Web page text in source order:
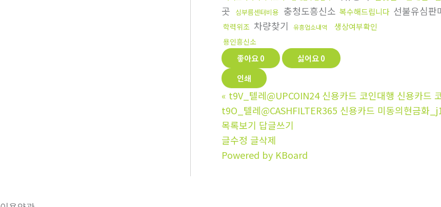
곳
심부름센터비용 충청도흥신소 복수해드립니다 선불유심판
학력위조 차량찾기 유흥업소내역 생상여부확인
용인흥신소
좋아요0 싫어요0
인쇄
« t9V_텔레@UPCOIN24 신용카드 코인대행 신용카드
t9O_텔레@CASHFILTER365 신용카드 미동의현금화
목록보기 답글쓰기
글수정 글삭제
Powered by KBoard